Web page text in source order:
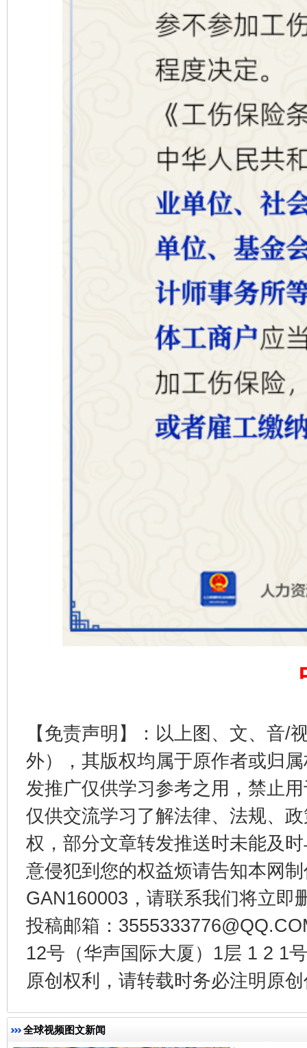
【免责声明】：以上图、文、音/
外），其版权均属于原作者或归
发推广仅供学习参考之用，禁止
仅供交流学习了解法律、法规、
权，部分文章转发推送时未能及
意侵犯到您的权益烦请告知本网
GAN160003，请联系我们将立即
投稿邮箱：
12号（华声国际大厦）1层 1 2 1
原创权利，请转载时务必注明原
全球视频图文新闻
完善运行机制助力责任有效落实
千年窑火 生生不息 一